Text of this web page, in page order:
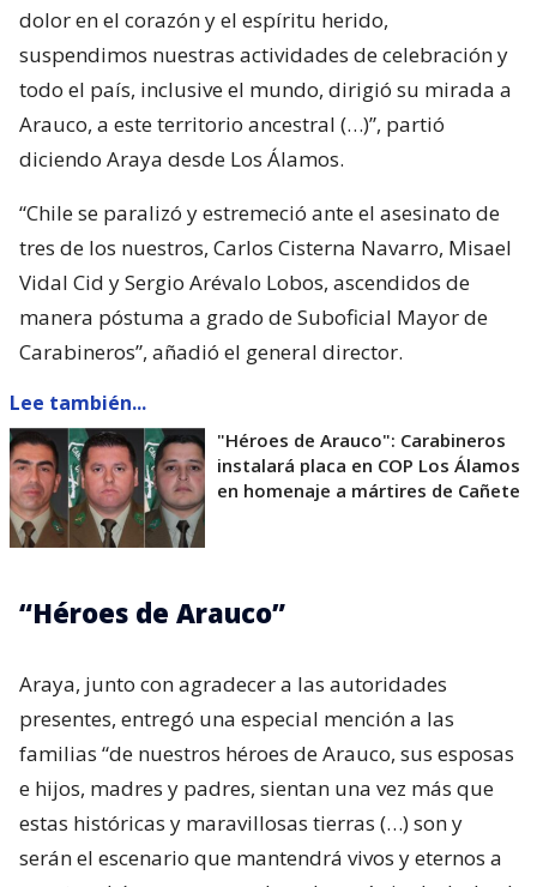
dolor en el corazón y el espíritu herido,
suspendimos nuestras actividades de celebración y
todo el país, inclusive el mundo, dirigió su mirada a
Arauco, a este territorio ancestral (…)”, partió
diciendo Araya desde Los Álamos.
“Chile se paralizó y estremeció ante el asesinato de
tres de los nuestros, Carlos Cisterna Navarro, Misael
Vidal Cid y Sergio Arévalo Lobos, ascendidos de
manera póstuma a grado de Suboficial Mayor de
Carabineros”, añadió el general director.
Lee también...
"Héroes de Arauco": Carabineros
instalará placa en COP Los Álamos
en homenaje a mártires de Cañete
“Héroes de Arauco”
Araya, junto con agradecer a las autoridades
presentes, entregó una especial mención a las
familias “de nuestros héroes de Arauco, sus esposas
e hijos, madres y padres, sientan una vez más que
estas históricas y maravillosas tierras (…) son y
serán el escenario que mantendrá vivos y eternos a